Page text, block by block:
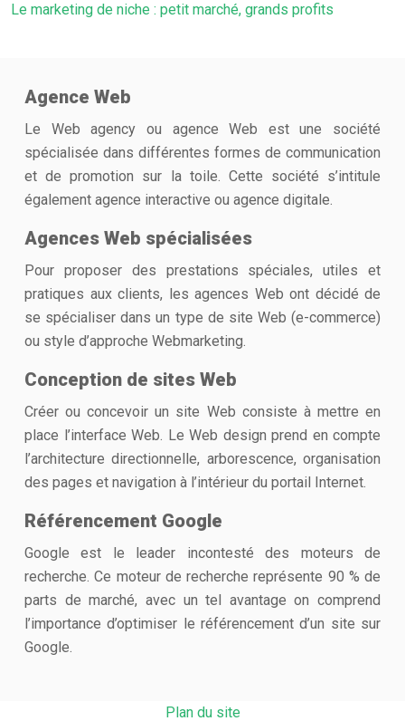
Le marketing de niche : petit marché, grands profits
Agence Web
Le Web agency ou agence Web est une société
spécialisée dans différentes formes de communication
et de promotion sur la toile. Cette société s’intitule
également agence interactive ou agence digitale.
Agences Web spécialisées
Pour proposer des prestations spéciales, utiles et
pratiques aux clients, les agences Web ont décidé de
se spécialiser dans un type de site Web (e-commerce)
ou style d’approche Webmarketing.
Conception de sites Web
Créer ou concevoir un site Web consiste à mettre en
place l’interface Web. Le Web design prend en compte
l’architecture directionnelle, arborescence, organisation
des pages et navigation à l’intérieur du portail Internet.
Référencement Google
Google est le leader incontesté des moteurs de
recherche. Ce moteur de recherche représente 90 % de
parts de marché, avec un tel avantage on comprend
l’importance d’optimiser le référencement d’un site sur
Google.
Plan du site